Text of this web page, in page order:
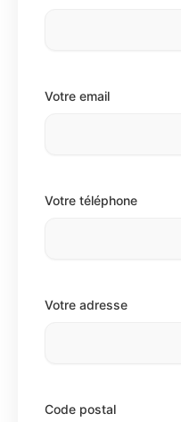
Votre email
Votre téléphone
Votre adresse
Code postal